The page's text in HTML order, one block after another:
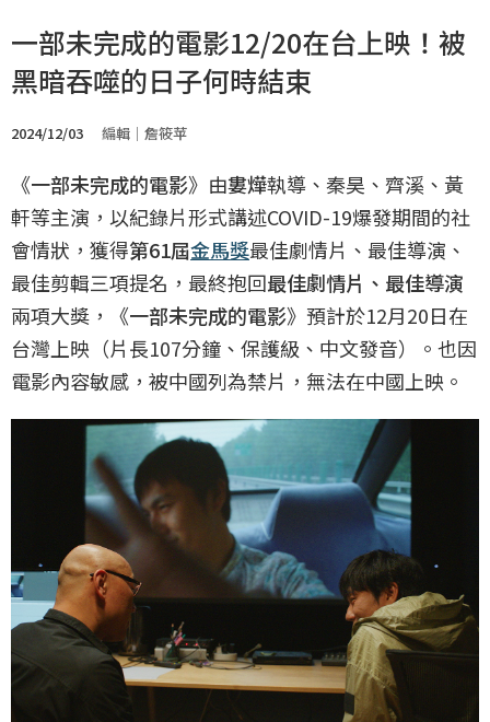
一部未完成的電影12/20在台上映！被
黑暗吞噬的日子何時結束
2024/12/03 編輯｜詹筱苹
《一部未完成的電影》由婁燁執導、秦昊、齊溪、黃
軒等主演，以紀錄片形式講述COVID-19爆發期間的社
會情狀，獲得第61屆金馬獎最佳劇情片、最佳導演、
最佳剪輯三項提名，最終抱回最佳劇情片、最佳導演
兩項大獎，《一部未完成的電影》預計於12月20日在
台灣上映（片長107分鐘、保護級、中文發音）。也因
電影內容敏感，被中國列為禁片，無法在中國上映。